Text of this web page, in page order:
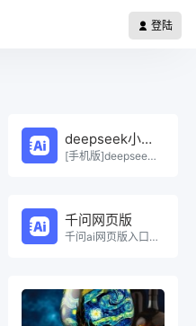
登陆
deepseek小程序
[手机版]deepseek小程序在线使用。
千问网页版
千问ai网页版入口在线使用。